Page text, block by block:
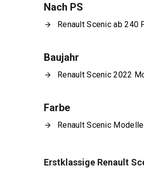
Nach PS
Renault Scenic ab 240
Baujahr
Renault Scenic 2022
Farbe
Renault Scenic
Erstklassige Renault